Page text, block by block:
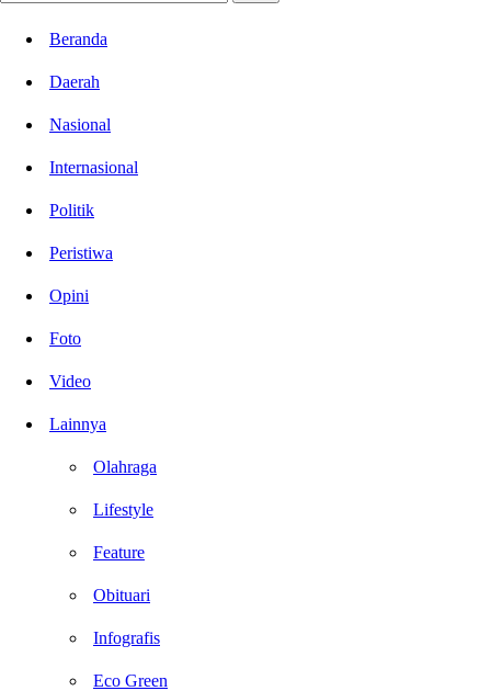
Beranda
Daerah
Nasional
Internasional
Politik
Peristiwa
Opini
Foto
Video
Lainnya
Olahraga
Lifestyle
Feature
Obituari
Infografis
Eco Green